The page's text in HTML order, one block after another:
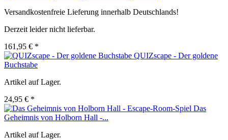
Versandkostenfreie Lieferung innerhalb Deutschlands!
Derzeit leider nicht lieferbar.
161,95 € *
QUIZscape - Der goldene
Buchstabe
Artikel auf Lager.
24,95 € *
Das
Geheimnis von Holborn Hall -...
Artikel auf Lager.